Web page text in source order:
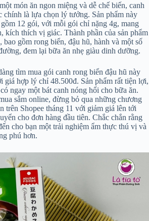
món ăn ngon miệng và dễ chế biến, canh
chính là lựa chọn lý tưởng. Sản phẩm này
12 gói, với mỗi gói chỉ nặng 4g, mang
kích thích vị giác. Thành phần của sản phẩm
bao gồm rong biển, đậu hũ, hành và một số
đem lại bữa ăn nhẹ giàu dinh dưỡng.
tìm mua gói canh rong biển đậu hũ này
hợp lý chỉ 48.500đ. Sản phẩm rất tiện lợi,
ngay một bát canh nóng hổi cho bữa ăn.
sắm online, đừng bỏ qua những chương
trên Shopee tháng 11 với giảm giá lên tới
cho đơn hàng đầu tiên. Chắc chắn rằng
cho bạn một trải nghiệm ẩm thực thú vị và
phú hơn.